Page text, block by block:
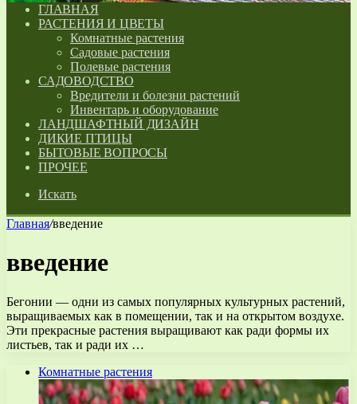
ГЛАВНАЯ
РАСТЕНИЯ И ЦВЕТЫ
Комнатные растения
Садовые растения
Полевые растения
САДОВОДСТВО
Вредители и болезни растений
Инвентарь и оборудование
ЛАНДШАФТНЫЙ ДИЗАЙН
ДИКИЕ ПТИЦЫ
БЫТОВЫЕ ВОПРОСЫ
ПРОЧЕЕ
Искать
Главная/введение
введение
Бегонии — одни из самых популярных культурных растений,
выращиваемых как в помещении, так и на открытом воздухе.
Эти прекрасные растения выращивают как ради формы их
листьев, так и ради их …
Комнатные растения